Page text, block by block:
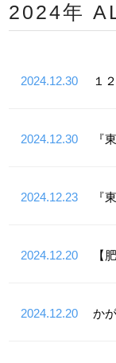
2024年
2024.12.30 １
2024.12.30 『
2024.12.23 『
2024.12.20 【
2024.12.20 か